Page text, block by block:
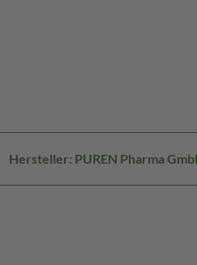
Hersteller: PUREN Pharma